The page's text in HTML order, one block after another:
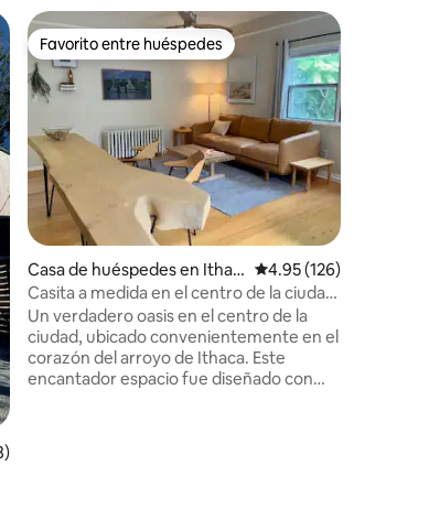
promedio: 5 de 5, 108 reseñas
Favorito entre huéspedes
Favorito entre huéspedes
Casa de huéspedes en Ithac
a
Calificación promedio:
4.95 (126)
Casita a medida en el centro de la ciudad
llena de luz natural
Un verdadero oasis en el centro de la
ciudad, ubicado convenientemente en el
corazón del arroyo de Ithaca. Este
encantador espacio fue diseñado con